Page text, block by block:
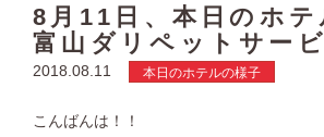
8月11日、本日のホテ
富山ダリペットサー
2018.08.11 本日のホテルの様子
こんばんは！！